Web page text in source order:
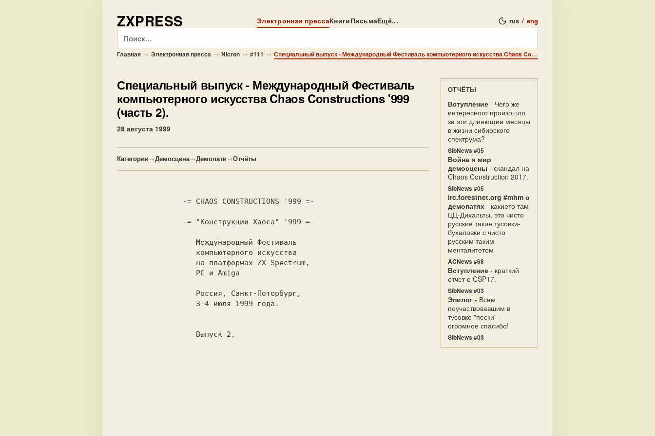
ZXPRESS Электронная прессаКнигиПисьмаЕщё... rus / eng
Поиск
Главная → Электронная пресса → Nicron → #111 → Специальный выпуск - Международный Фестиваль компьютерного искусства Chaos Constructions '999 (часть 2).
Специальный выпуск- Международный Фестиваль
компьютерного искусства Chaos Constructions '999
(часть 2).
28 августа 1999
Категории→Демосцена→Демопати→Отчёты
     -= CHAOS CONSTRUCTIONS '999 =-
     -= "Конструкции Хаоса" '999 =-
        Международный Фестиваль
        компьютерного искусства
        на платформах ZX-Spectrum,
        PC и Amiga
        Россия, Санкт-Петербург,
        3-4 июля 1999 года.
        Выпуск 2.
ОТЧЁТЫ
Вступление - Чего же
интересного произошло
за эти длинющие месяцы
в жизни сибирского
спектрума?
SibNews #05
Война и мир
демосцены - скандал на
Chaos Construction 2017.
SibNews #05
irc.forestnet.org #mhm о
демопатях - какието там
ЦЦ-Дихальты, это чисто
русские такие тусовки-
бухаловки с чисто
русским таким
менталитетом
ACNews #68
Вступление - краткий
отчет о CSP17.
SibNews #03
Эпилог - Всем
поучаствовавшим в
тусовке "пески" -
огромное спасибо!
SibNews #03